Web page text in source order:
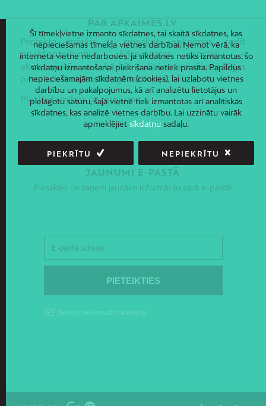
PAR APKAIMES.LV
Projekta mērķis ir nosakot apkaimes, radīt
priekšnoteikumus līdzsvarotas sociāli –
ekonomiskās un telpiskās politikas ieviešanai Rīgas
pilsētas administratīvajā teritorijā.
Piekļūstamības paziņojums
JAUNUMI E-PASTĀ
Piesakies un saņem jaunāko informāciju savā e-pastā!
Šī tīmekļvietne izmanto sīkdatnes, tai skaitā sīkdatnes, kas
nepieciešamas tīmekļa vietnes darbībai. Ņemot vērā, ka
interneta vietne nedarbosies, ja sīkdatnes netiks izmantotas, šo
sīkdatņu izmantošanai piekrišana netiek prasīta. Papildus
nepieciešamajām sīkdatnēm (cookies), lai uzlabotu vietnes
darbību un pakalpojumus, kā arī analizētu lietotājus un
pielāgotu saturu, šajā vietnē tiek izmantotas arī analītiskās
sīkdatnes, kas analizē vietnes darbību. Lai uzzinātu vairāk
apmeklējiet sīkdatņusadaļu.
PIEKRĪTU NEPIEKRĪTU